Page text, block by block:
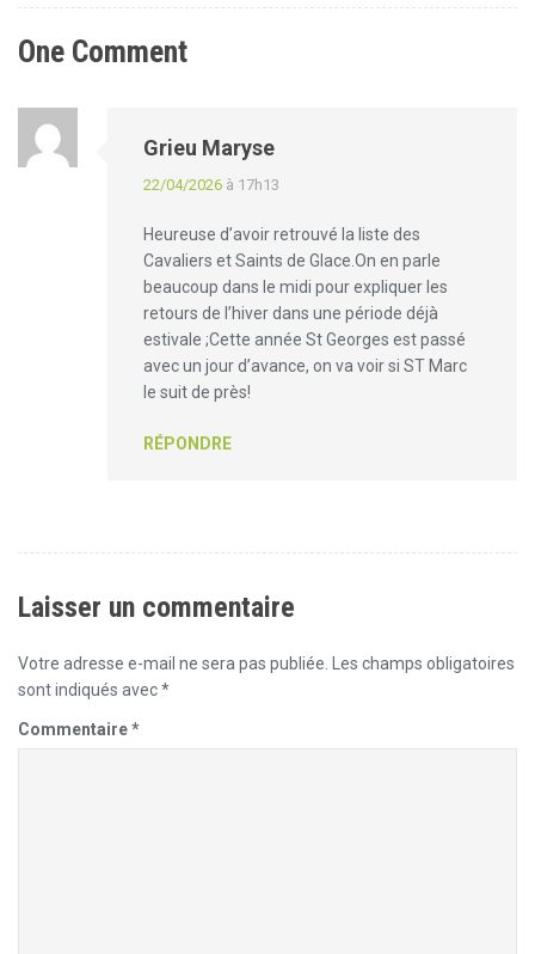
One Comment
Grieu Maryse
22/04/2026 à 17h13
Heureuse d’avoir retrouvé la liste des
Cavaliers et Saints de Glace.On en parle
beaucoup dans le midi pour expliquer les
retours de l’hiver dans une période déjà
estivale ;Cette année St Georges est passé
avec un jour d’avance, on va voir si ST Marc
le suit de près!
RÉPONDRE
Laisser un commentaire
Votre adresse e-mail ne sera pas publiée.
Les champs obligatoires
sont indiqués avec*
Commentaire*